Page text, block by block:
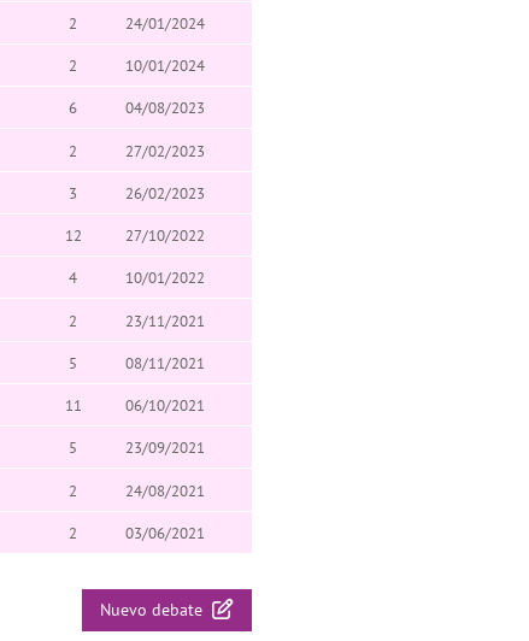
2 24/01/2024
2 10/01/2024
6 04/08/2023
2 27/02/2023
3 26/02/2023
12 27/10/2022
4 10/01/2022
2 23/11/2021
5 08/11/2021
11 06/10/2021
5 23/09/2021
2 24/08/2021
2 03/06/2021
Nuevo debate